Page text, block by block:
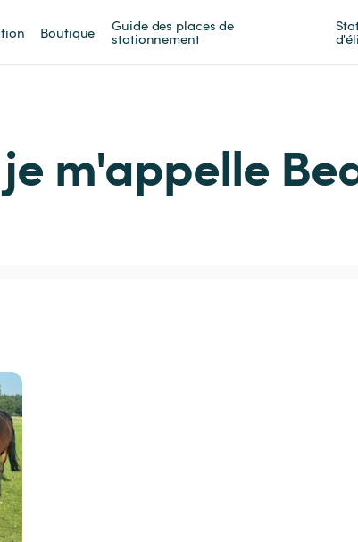
Boutique Guide des places de
stationnement
m'appelle